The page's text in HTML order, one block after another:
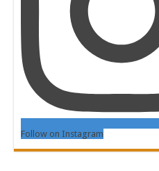
Follow on Instagram